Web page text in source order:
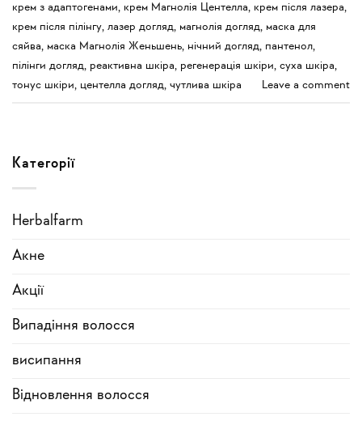
крем з адаптогенами, крем Магнолія Центелла, крем після лазера,
крем після пілінгу, лазер догляд, магнолія догляд, маска для
сяйва, маска Магнолія Женьшень, нічний догляд, пантенол,
пілінги догляд, реактивна шкіра, регенерація шкіри, суха шкіра,
тонус шкіри, центелла догляд, чутлива шкіра Leave a comment
Категорії
Herbalfarm
Акне
Акції
Випадіння волосся
висипання
Відновлення волосся